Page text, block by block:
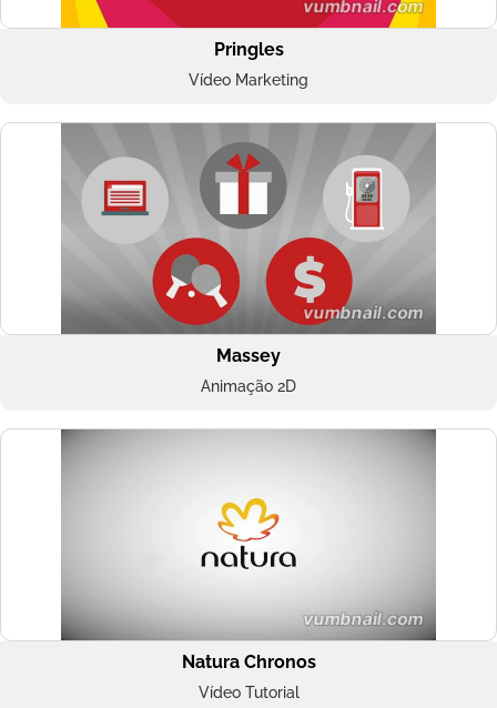
Pringles
Vídeo Marketing
Massey
Animação 2D
Natura Chronos
Vídeo Tutorial